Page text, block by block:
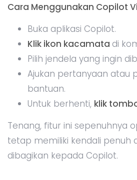
Cara Menggunakan Copilot
Buka aplikasi Copilot.
Klik ikon kacamata di
Pilih jendela yang ingin
Ajukan pertanyaan atau
bantuan.
Untuk berhenti, klik
Tenang, fitur ini sepenuhnya
tetap memiliki kendali penuh
dibagikan kepada Copilot.